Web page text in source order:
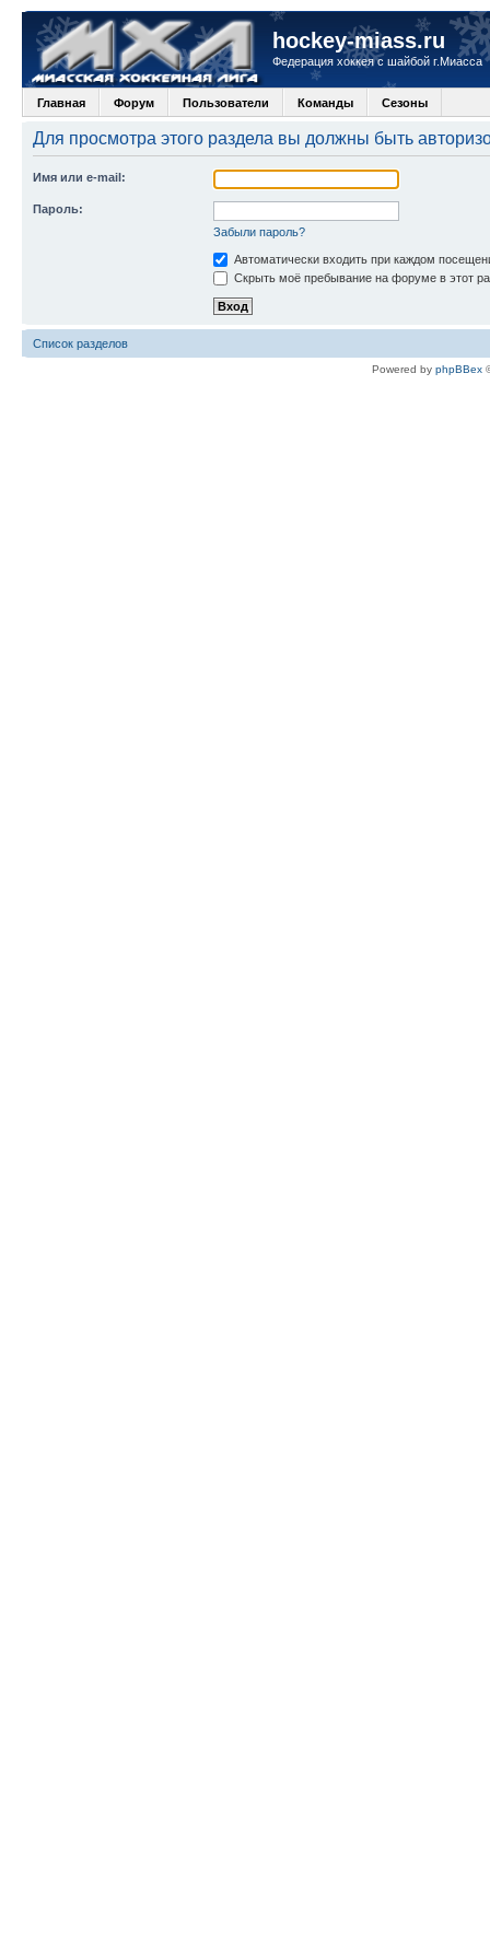
hockey-miass.ru
Федерация хоккея с шайбой г.Миасса
Главная Форум Пользователи Команды Сезоны
Для просмотра этого раздела вы должны быть
Имя или e-mail:
Пароль:
Забыли пароль?
Автоматически входить при каждом
Скрыть моё пребывание на форуме в этот
Список разделов
Powered by phpBBex